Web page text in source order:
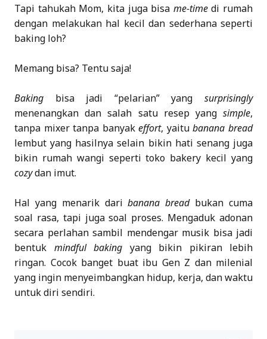
Tapi tahukah Mom, kita juga bisa me-timedi rumah
dengan melakukan hal kecil dan sederhana seperti
baking loh?
Memang bisa? Tentu saja!
Baking bisa jadi “pelarian” yangsurprisingly
menenangkan dan salah satu resep yang simple,
tanpa mixer tanpa banyakeffort, yaitubanana bread
lembut yang hasilnya selain bikin hati senang juga
bikin rumah wangi seperti toko bakery kecil yang
cozydan imut.
Hal yang menarik daribanana breadbukan cuma
soal rasa, tapi juga soal proses. Mengaduk adonan
secara perlahan sambil mendengar musik bisa jadi
bentuk mindful baking yang bikin pikiran lebih
ringan. Cocok banget buat ibu Gen Z dan milenial
yang ingin menyeimbangkan hidup, kerja, dan waktu
untuk diri sendiri.